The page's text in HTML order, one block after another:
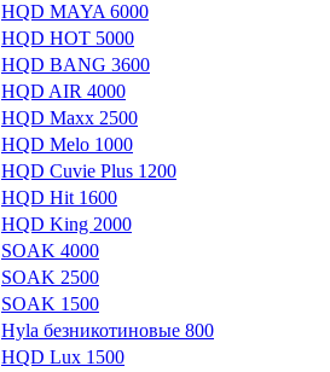
HQD MAYA 6000
HQD HOT 5000
HQD BANG 3600
HQD AIR 4000
HQD Maxx 2500
HQD Melo 1000
HQD Cuvie Plus 1200
HQD Hit 1600
HQD King 2000
SOAK 4000
SOAK 2500
SOAK 1500
Hyla безникотиновые 800
HQD Lux 1500